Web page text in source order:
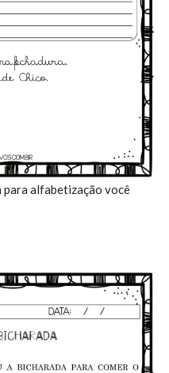
para alfabetização você